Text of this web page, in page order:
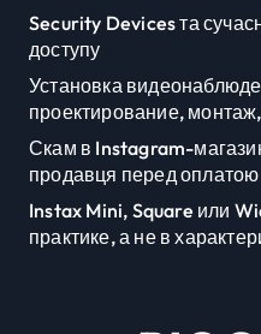
Security Devices та
доступу
Установка
проектирование,
Скам в Instagram-
продавця перед оплатою
Instax Mini, Square или
практике, а не в